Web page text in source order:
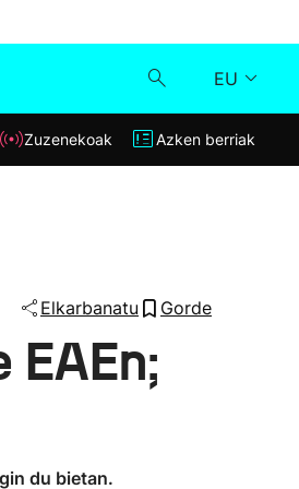
EU
Klisk
Azken berriak
Zuzenekoak Azken berriak
Elkarbanatu Gorde
du bietan.